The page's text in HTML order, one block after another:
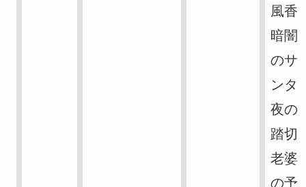
風香
暗闇
のサ
ンタ
夜の
踏切
老婆
の予